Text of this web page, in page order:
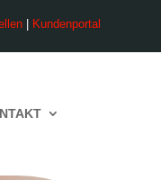
| Kundenportal